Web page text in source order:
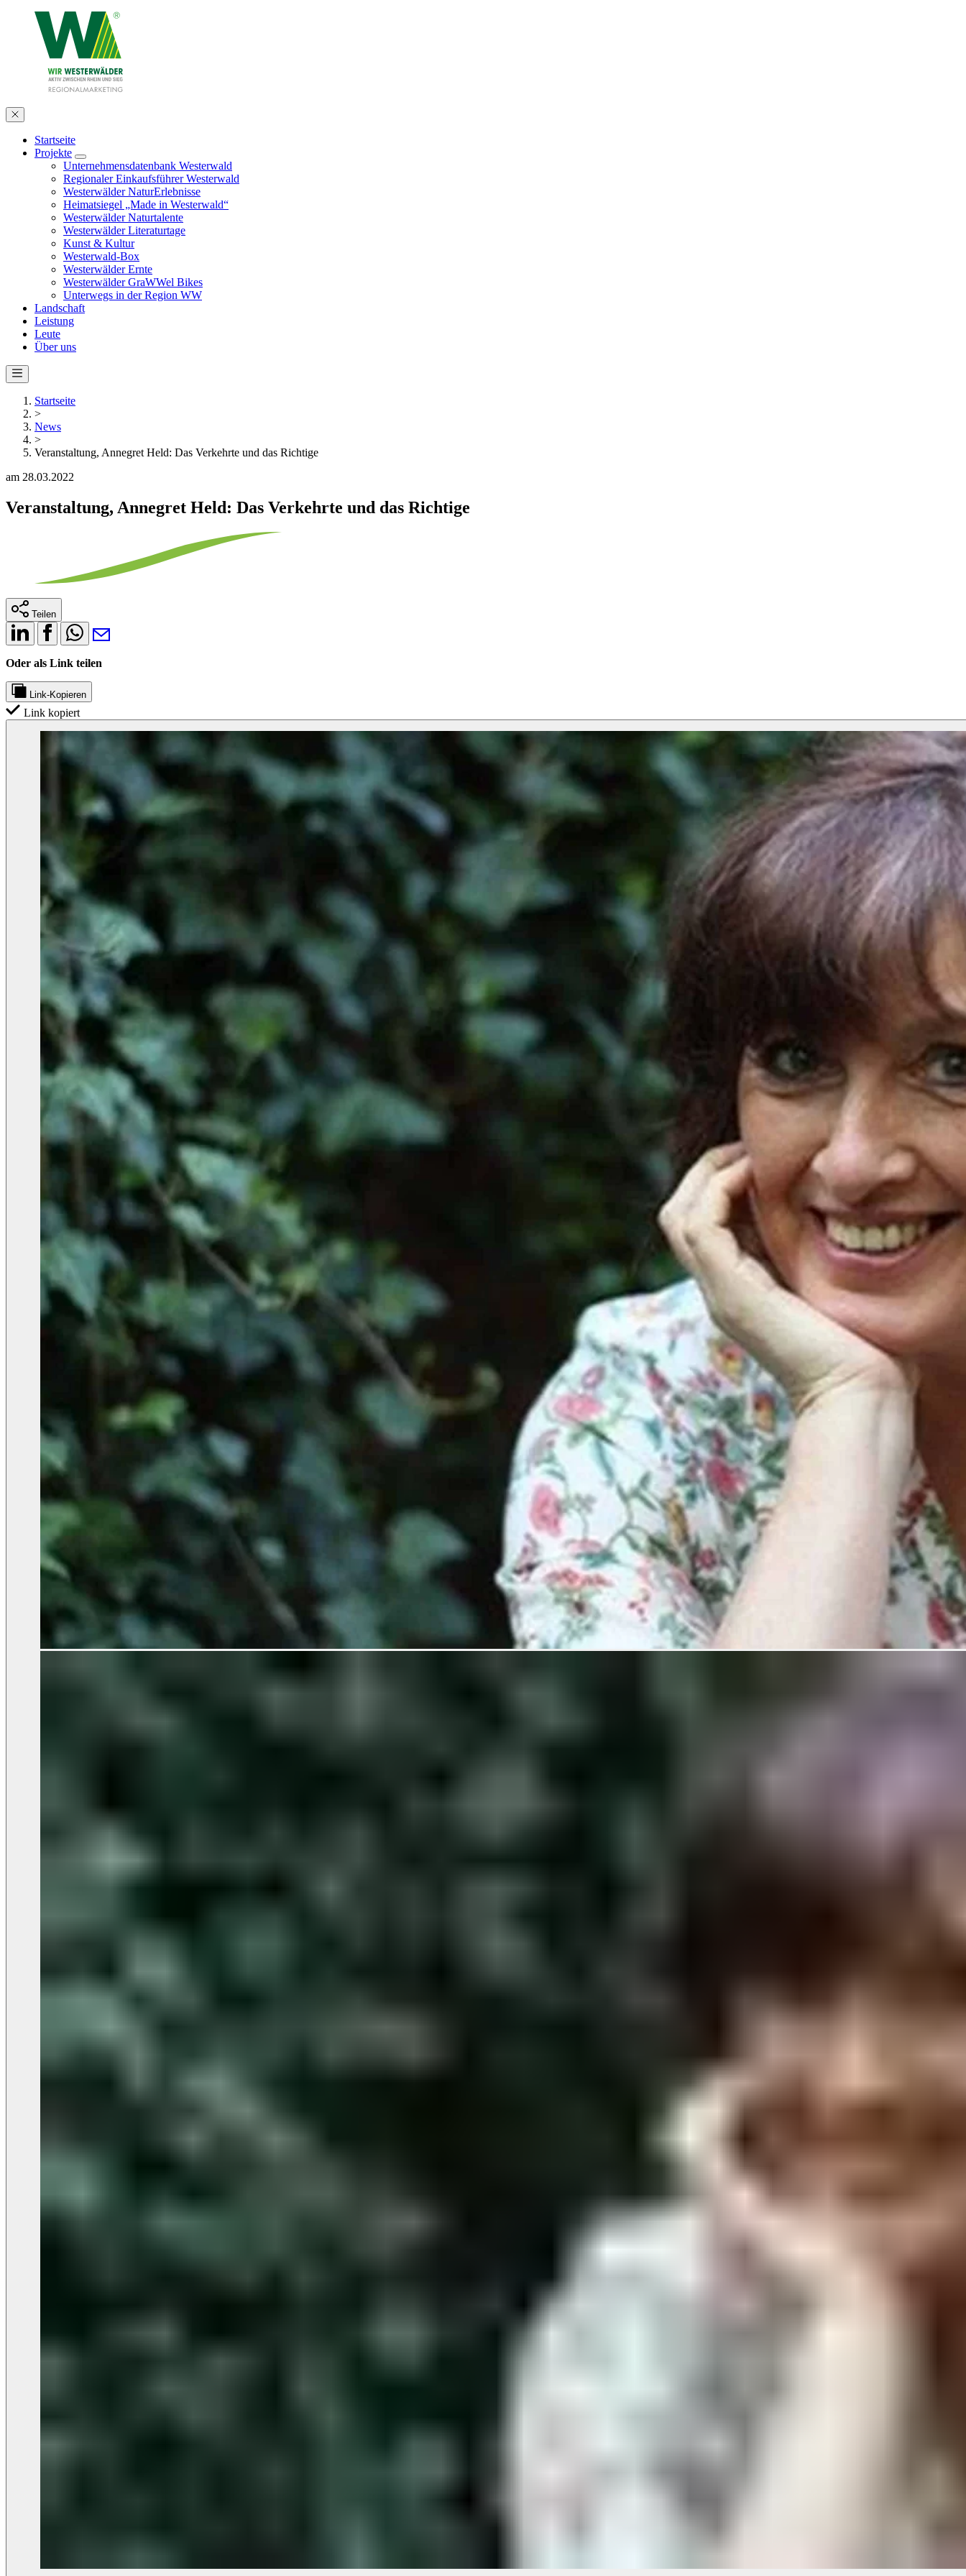
Startseite
Projekte
Unternehmensdatenbank Westerwald
Regionaler Einkaufsführer Westerwald
Westerwälder NaturErlebnisse
Heimatsiegel „Made in Westerwald“
Westerwälder Naturtalente
Westerwälder Literaturtage
Kunst & Kultur
Westerwald-Box
Westerwälder Ernte
Westerwälder GraWWel Bikes
Unterwegs in der Region WW
Landschaft
Leistung
Leute
Über uns
Startseite
>
News
>
Veranstaltung, Annegret Held: Das Verkehrte und das Richtige
am 28.03.2022
Veranstaltung, Annegret Held: Das Verkehrte und das Richtige
Teilen
Oder als Link teilen
Link-Kopieren
Link kopiert